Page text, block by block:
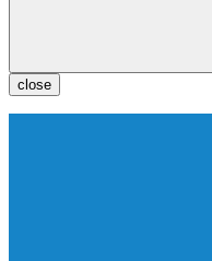
close